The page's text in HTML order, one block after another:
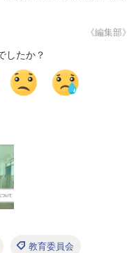
《編集部》
したか？
教育委員会